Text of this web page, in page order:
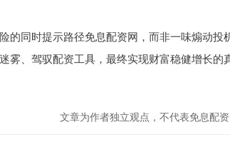
同时提示路径免息配资网，而非一味煽动投
雾、驾驭配资工具，最终实现财富稳健增长的
文章为作者独立观点，不代表免息配